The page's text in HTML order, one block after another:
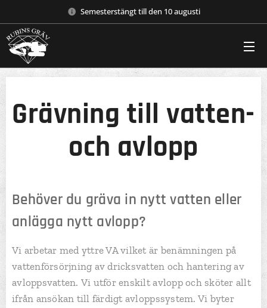
Semesterstängt till den 10 augusti
Grävning till vatten-
och avlopp
Behöver du gräva in nytt vatten eller
anlägga nytt avlopp?
Vi arbetar med yttre VA vilket är benämningen på
vattenförsörjning av dricksvatten och hantering av
avloppsvatten. Vi utför enskilt avlopp och sköter allt
ifrån ansökan till färdigt avloppssystem. Vi byter